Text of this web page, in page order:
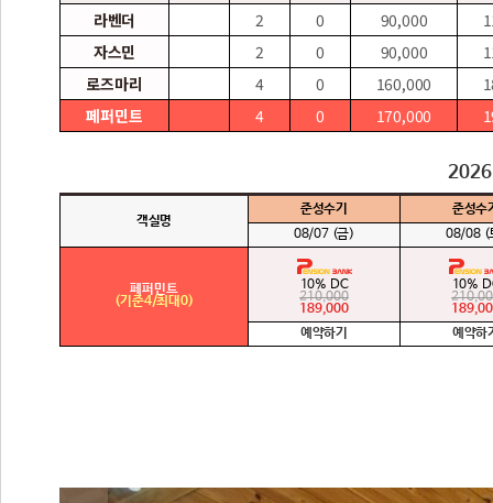
라벤더
2 0 90,000
자스민
2 0 90,000
로즈마리
4 0 160,000
페퍼민트
4 0 170,000